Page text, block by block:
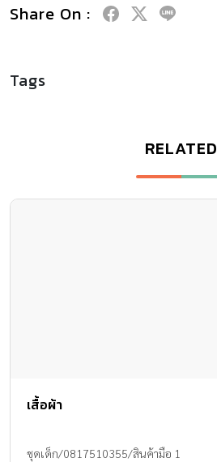
Share On :
Tags
RELATED
เสื้อผ้า
ชุดเด็ก/0817510355/สินค้ามือ 1